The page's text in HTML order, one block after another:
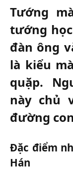
Tướng
tướng
đàn ông
là kiểu
quặp.
này chủ
đường
Đặc điểm
Hán